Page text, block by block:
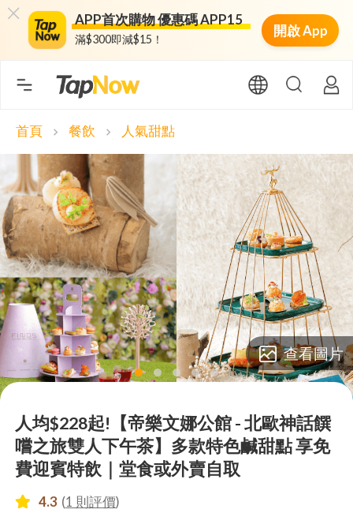
APP首次購物 優惠碼 APP15
滿$300即減$15！
開啟 App
首頁 chevron_right 餐飲 chevron_right 人氣甜點
lens lens lens lens lens
查看圖片
人均$228起!【帝樂文娜公館 - 北歐神話饌
嚐之旅雙人下午茶】多款特色鹹甜點 享免
費迎賓特飲｜堂食或外賣自取
4.3 (1 則評價)